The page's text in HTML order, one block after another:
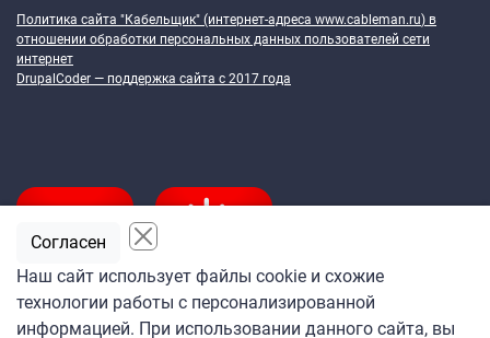
Политика сайта "Кабельщик" (интернет-адреса www.cableman.ru) в
отношении обработки персональных данных пользователей сети
интернет
DrupalCoder — поддержка сайта c 2017 года
Подпишитесь
Наш сайт использует файлы cookie и схожие
технологии работы с персонализированной
информацией. При использовании данного сайта, вы
Согласен